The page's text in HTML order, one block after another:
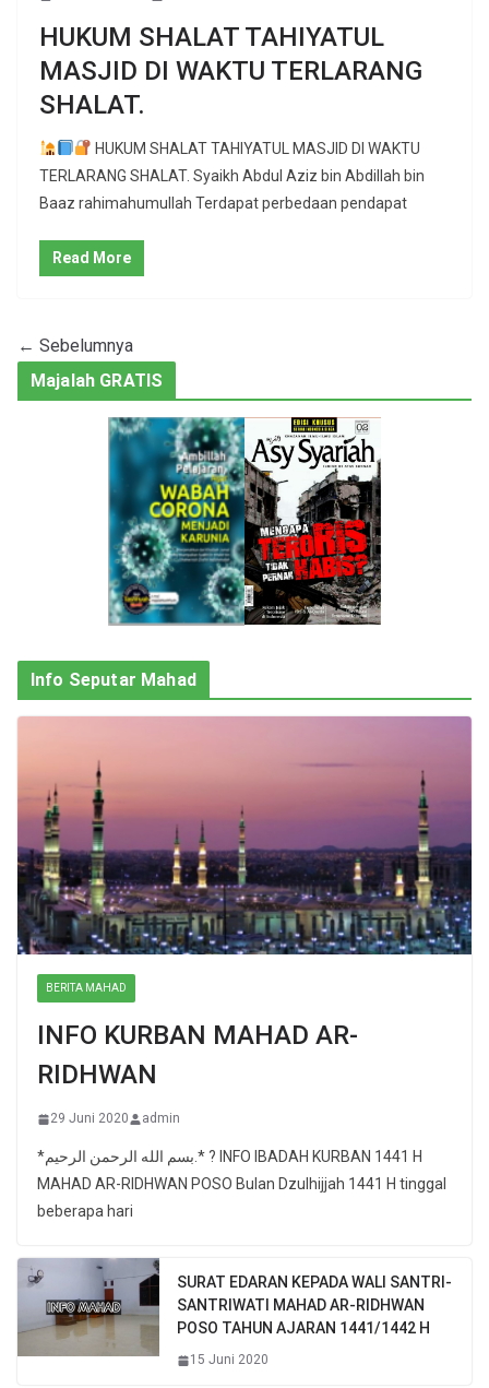
HUKUM SHALAT TAHIYATUL
MASJID DI WAKTU TERLARANG
SHALAT.
HUKUM SHALAT TAHIYATUL MASJID DI WAKTU
TERLARANG SHALAT. Syaikh Abdul Aziz bin Abdillah bin
Baaz rahimahumullah Terdapat perbedaan pendapat
Read More
← Sebelumnya
Majalah GRATIS
Info Seputar Mahad
BERITA MAHAD
INFO KURBAN MAHAD AR-
RIDHWAN
29 Juni 2020 admin
*بسم الله الرحمن الرحيم.* ? INFO IBADAH KURBAN 1441 H
MAHAD AR-RIDHWAN POSO Bulan Dzulhijjah 1441 H tinggal
beberapa hari
SURAT EDARAN KEPADA WALI SANTRI-
SANTRIWATI MAHAD AR-RIDHWAN
POSO TAHUN AJARAN 1441/1442 H
15 Juni 2020